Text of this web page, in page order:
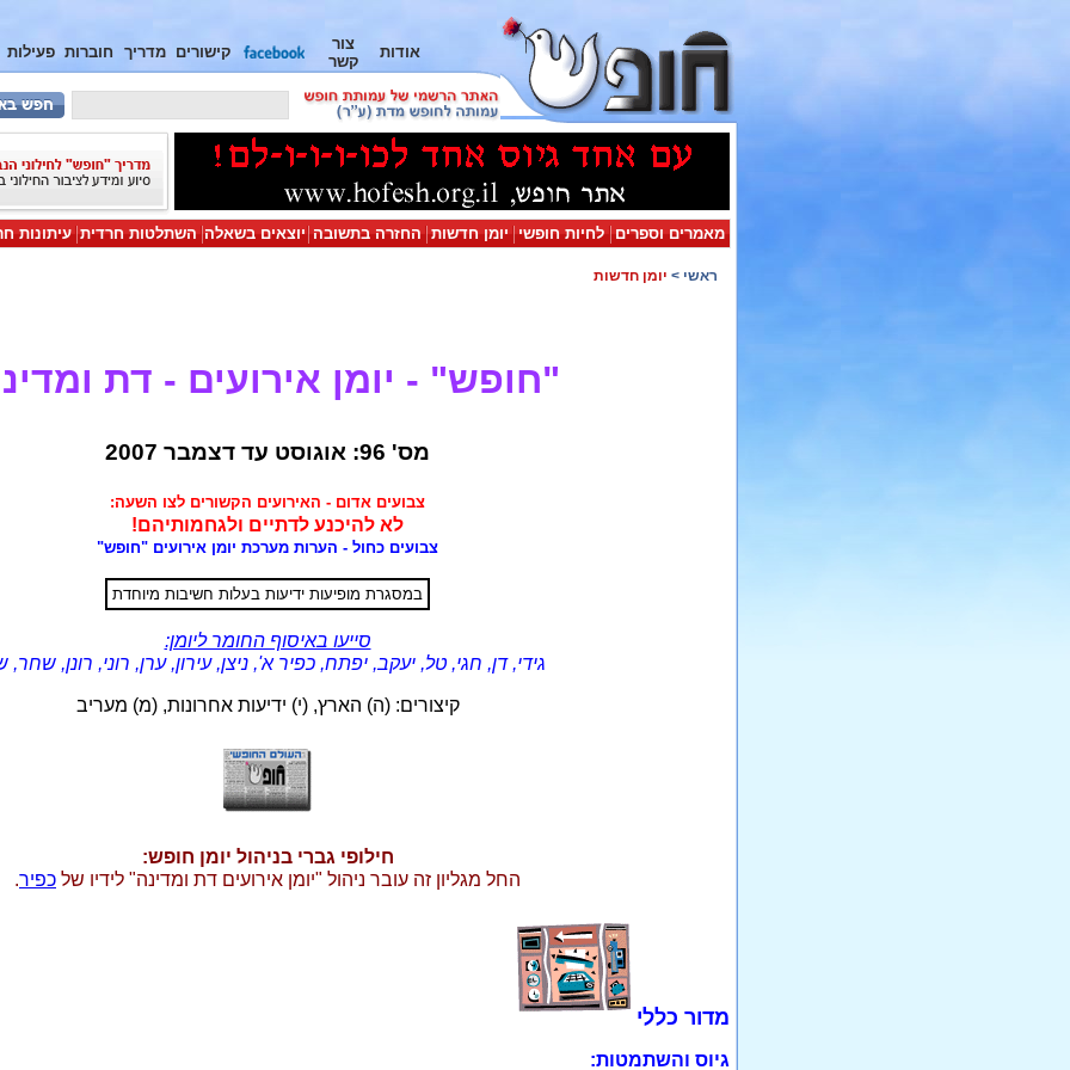
אודות
צור
קשר
קישורים מדריך חוברות פעילות
מאמרים וספרים לחיות חופשי יומן חדשות החזרה בתשובה יוצאים בשאלה השתלטות חרדית עיתונות
ראשי > יומן חדשות
"חופש" - יומן אירועים - דת
מס' 96: אוגוסט עד דצמבר 2007
צבועים אדום - האירועים הקשורים לצו השעה:
לא להיכנע לדתיים ולגחמותיהם!
צבועים כחול - הערות מערכת יומן אירועים "חופש"
במסגרת מופיעות ידיעות בעלות חשיבות מיוחדת
סייעו באיסוף החומר ליומן:
גידי, דן, חגי, טל, יעקב, יפתח, כפיר א', ניצן, עירון, ערן, רוני, רונן, שחר,
קיצורים: (ה) הארץ, (י) ידיעות אחרונות, (מ) מעריב
חילופי גברי בניהול יומן חופש:
החל מגליון זה עובר ניהול "יומן אירועים דת ומדינה" לידיו של כפיר.
מדור כללי
גיוס והשתמטות: